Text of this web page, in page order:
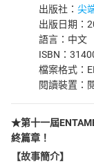
出版社： 尖
出版日期：
語言：中文
ISBN：
檔案格式：
閱讀裝置：
★第十一屆
終篇章！
【故事簡介】